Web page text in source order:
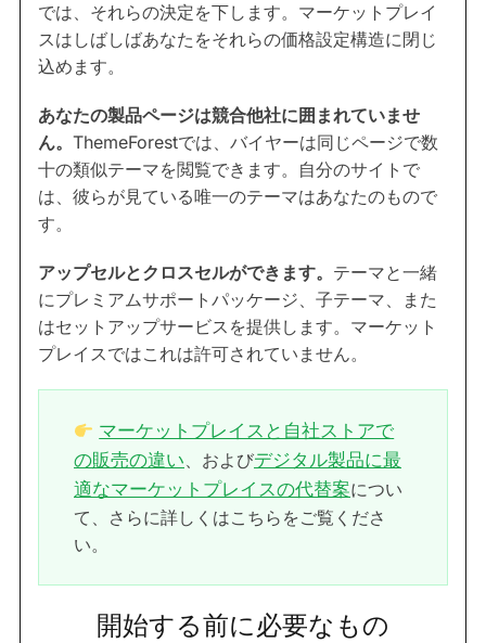
では、それらの決定を下します。マーケットプレイ
スはしばしばあなたをそれらの価格設定構造に閉じ
込めます。
あなたの製品ページは競合他社に囲まれていませ
ん。 ThemeForestでは、バイヤーは同じページで数
十の類似テーマを閲覧できます。自分のサイトで
は、彼らが見ている唯一のテーマはあなたのもので
す。
アップセルとクロスセルができます。 テーマと一緒
にプレミアムサポートパッケージ、子テーマ、また
はセットアップサービスを提供します。マーケット
プレイスではこれは許可されていません。
マーケットプレイスと自社ストアで
の販売の違い、およびデジタル製品に最
適なマーケットプレイスの代替案につい
て、さらに詳しくはこちらをご覧くださ
い。
開始する前に必要なもの